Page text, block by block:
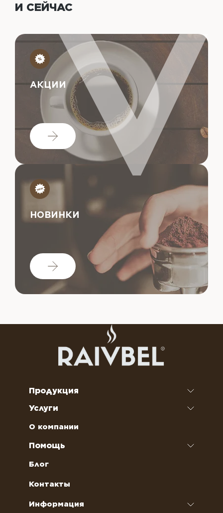
И СЕЙЧАС
АКЦИИ
НОВИНКИ
Продукция
Кофе
Чай
Наполнители для вендинговых автоматов
Кофейное оборудование
Услуги
Аренда кофемашин
Ремонт кофемашин и кофеварок
Обслуживание профессиональных
Курсы бариста
О компании
Помощь
Как оформить заказ
Условия доставки
Блог
Контакты
Информация